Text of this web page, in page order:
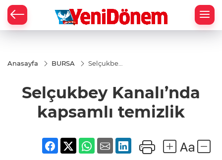
Anasayfa BURSA
Selçukbey
temizlik
Selçukbey Kanalı’nda
kapsamlı temizlik